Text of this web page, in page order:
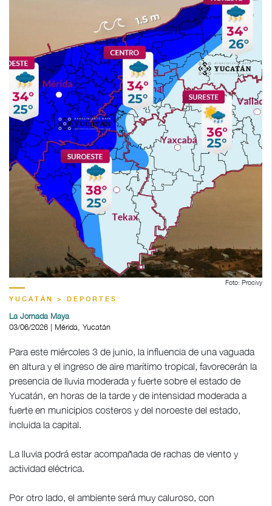
Foto: Procivy
YUCATÁN > DEPORTES
La Jornada Maya
03/06/2026 | Mérida, Yucatán
Para este miércoles 3 de junio, la influencia de una vaguada
en altura y el ingreso de aire marítimo tropical, favorecerán la
presencia de lluvia moderada y fuerte sobre el estado de
Yucatán, en horas de la tarde y de intensidad moderada a
fuerte en municipios costeros y del noroeste del estado,
incluida la capital.
La lluvia podrá estar acompañada de rachas de viento y
actividad eléctrica.
Por otro lado, el ambiente será muy caluroso, con